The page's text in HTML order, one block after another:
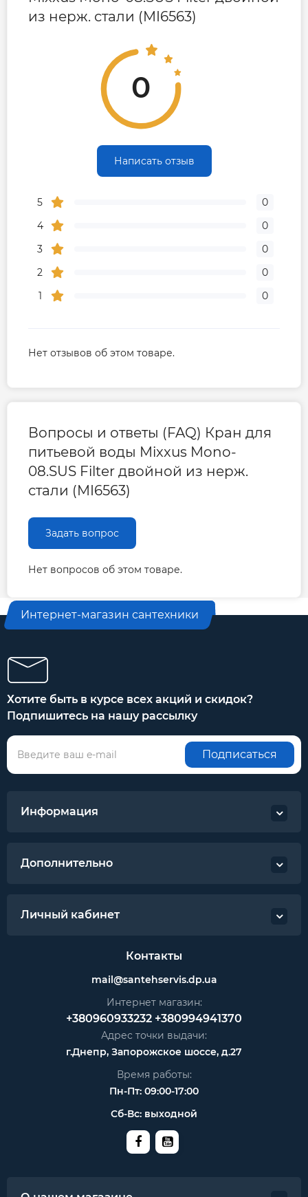
из нерж. стали (MI6563)
0
Написать отзыв
5
0
4
0
3
0
2
0
1
0
Нет отзывов об этом товаре.
Вопросы и ответы (FAQ) Кран для
питьевой воды Mixxus Mono-
08.SUS Filter двойной из нерж.
стали (MI6563)
Задать вопрос
Нет вопросов об этом товаре.
Интернет-магазин сантехники
Хотите быть в курсе всех акций и скидок?
Подпишитесь на нашу рассылку
Подписаться
Информация
Дополнительно
Личный кабинет
Контакты
mail@santehservis.dp.ua
Интернет магазин:
+380960933232 +380994941370
Адрес точки выдачи:
г.Днепр, Запорожское шоссе, д.27
Время работы:
Пн-Пт: 09:00-17:00
Сб-Вс: выходной